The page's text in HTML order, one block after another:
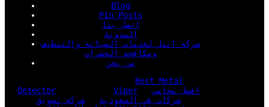
Blog
Pin Posts
اتصل بنا
المدونة
شركة انتل لخدمات الصيانة والتنظيف
ومكافحة الحشرات
من نحن
Best Metal
Detector
Viper
افضل محامي
شركات في السعودية
شركة تسويق